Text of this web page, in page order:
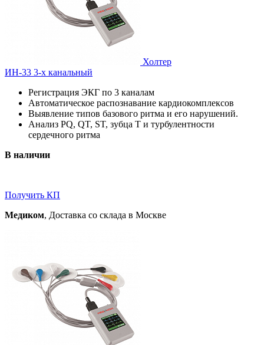
Холтер
ИН-33 3-х канальный
Регистрация ЭКГ по 3 каналам
Автоматическое распознавание кардиокомплексов
Выявление типов базового ритма и его нарушений.
Анализ PQ, QT, ST, зубца T и турбулентности
сердечного ритма
В наличии
Получить КП
Медиком, Доставка со склада в Москве